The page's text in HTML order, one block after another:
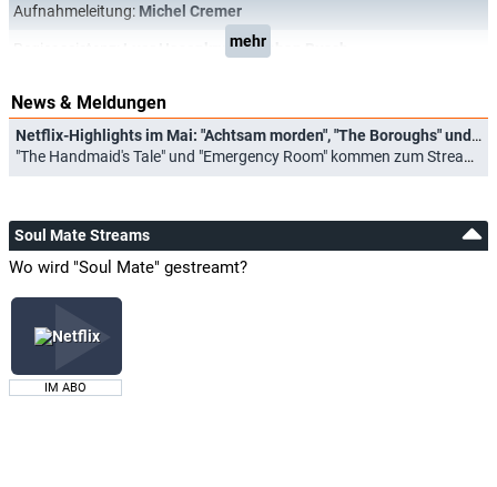
Aufnahmeleitung: Michel Cremer
Luer Hasenkrug,Stephan Busch
mehr
News & Meldungen
Netflix-Highlights im Mai: "Achtsam morden", "The Boroughs" und "Haus des Geldes: Berlin"
"The Handmaid's Tale" und "Emergency Room" kommen zum Streamingprimus (22.04.2026)
Soul Mate Streams
Wo wird "Soul Mate" gestreamt?
IM ABO